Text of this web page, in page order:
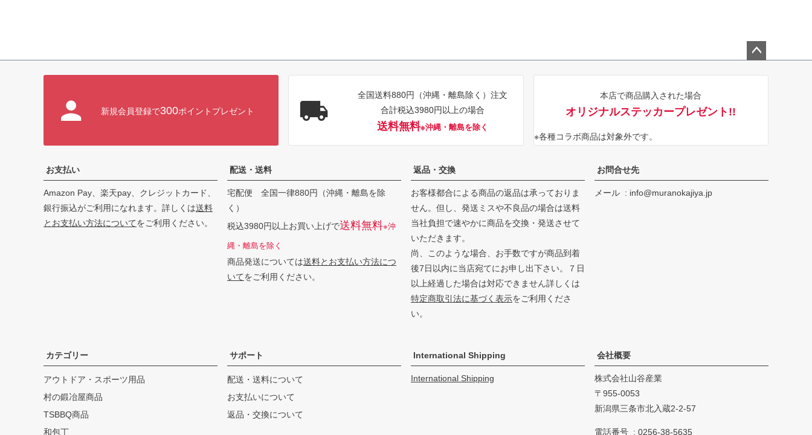
新規会員登録で300ポイントプレゼント
全国送料880円（沖縄・離島除く）注文
合計税込3980円以上の場合
送料無料※沖縄・離島を除く
本店で商品購入された場合
オリジナルステッカープレゼント!!
※各種コラボ商品は対象外です。
お支払い
Amazon Pay、楽天pay、クレジットカード、
銀行振込がご利用になれます。詳しくは送料
とお支払い方法についてをご利用ください。
配送・送料
宅配便 全国一律880円（沖縄・離島を除
く）
税込3980円以上お買い上げで送料無料※沖
縄・離島を除く
商品発送については送料とお支払い方法につ
いてをご利用ください。
返品・交換
お客様都合による商品の返品は承っておりま
せん。但し、発送ミスや不良品の場合は送料
当社負担で速やかに商品を交換・発送させて
いただきます。
尚、このような場合、お手数ですが商品到着
後7日以内に当店宛てにお申し出下さい。７日
以上経過した場合は対応できません詳しくは
特定商取引法に基づく表示をご利用くださ
い。
お問合せ先
メール info@muranokajiya.jp
カテゴリー
アウトドア・スポーツ用品
村の鍛冶屋商品
TSBBQ商品
和包丁
サポート
配送・送料について
お支払いについて
返品・交換について
International Shipping
International Shipping
会社概要
株式会社山谷産業
955-0053
新潟県三条市北入蔵2-2-57
電話番号 0256-38-5635